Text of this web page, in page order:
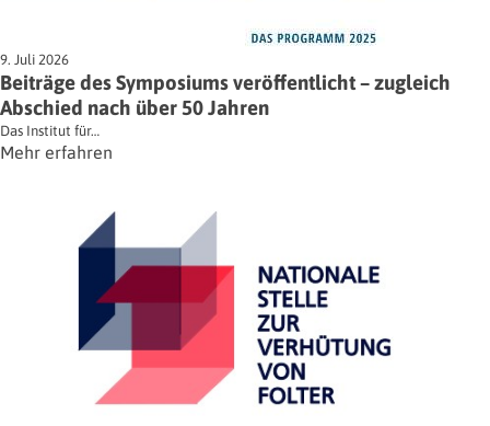
9. Juli 2026
Beiträge des Symposiums veröffentlicht – zugleich
Abschied nach über 50 Jahren
Das Institut für…
Mehr erfahren